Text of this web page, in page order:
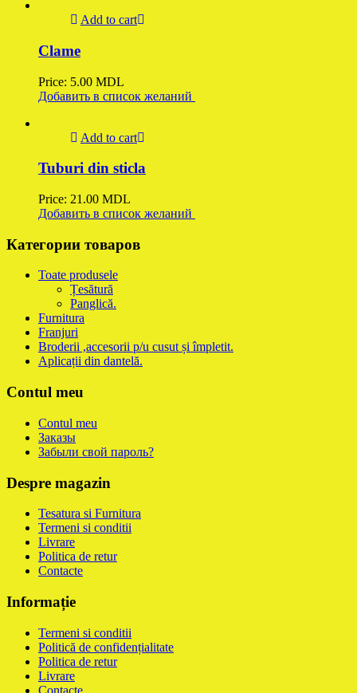
Add to cart
Clame
Price: 5.00 MDL
Добавить в список желаний
Add to cart
Tuburi din sticla
Price: 21.00 MDL
Добавить в список желаний
Категории товаров
Toate produsele
Țesătură
Panglică.
Furnitura
Franjuri
Broderii ,accesorii p/u cusut și împletit.
Aplicații din dantelă.
Contul meu
Contul meu
Заказы
Забыли свой пароль?
Despre magazin
Tesatura si Furnitura
Termeni si conditii
Livrare
Politica de retur
Contacte
Informație
Termeni si conditii
Politică de confidențialitate
Politica de retur
Livrare
Contacte